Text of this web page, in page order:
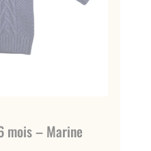
mois – Marine